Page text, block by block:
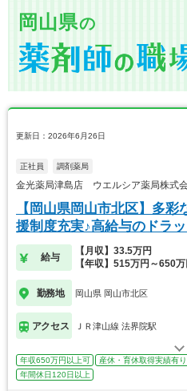
岡山県の
更新日：2026年6月26日
正社員 調剤薬局
金光薬局津島店 ウエルシア薬局株式
【岡山県岡山市北区】多
援制度充実♪高給与のドラ
給与
【月収】33.5万円
【年収】515万円～650万
勤務地 岡山県 岡山市北区
アクセス ＪＲ津山線 法界院駅
年収650万円以上可 産休・育休取得実績有り
年間休日120日以上